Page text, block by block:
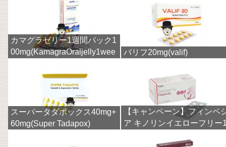
カマグラゼリー1週間パック1
00mg(KamagraOraljelly1wee
バリフ20mg(valif)
スーパータダポックス40mg+
60mg(Super Tadapox)
【キャンペーン】フィンペ
ア キノリンイエローフリー